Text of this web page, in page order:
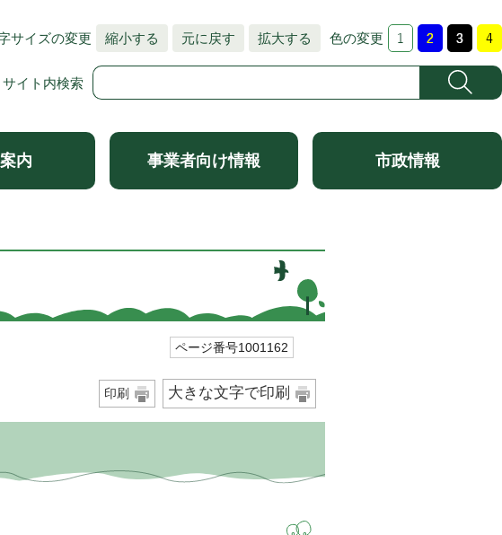
サイズの変更 縮小する 元に戻す 拡大する 色の変更
サイト内検索
内 事業者向け情報 市政情報
ページ番号1001162
印刷 大きな文字で印刷